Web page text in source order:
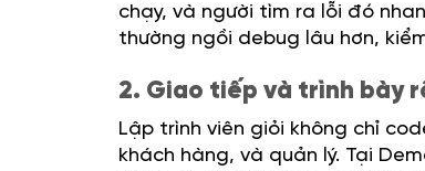
chạy, và người tìm ra lỗi đó
thường ngồi debug lâu hơn,
2. Giao tiếp và trình bày
Lập trình viên giỏi không chỉ
khách hàng, và quản lý. Tại